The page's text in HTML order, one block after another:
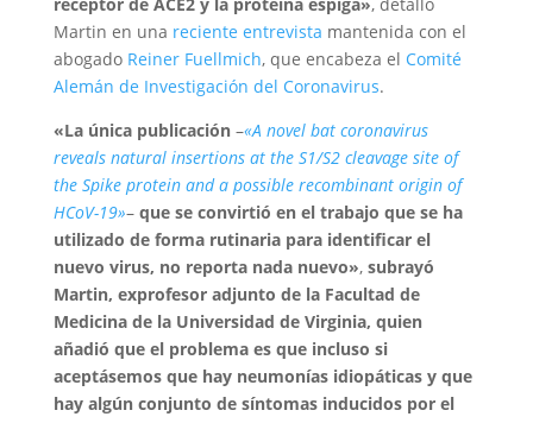
Martin en una reciente entrevista mantenida con el
abogado Reiner Fuellmich, que encabeza el Comité
Alemán de Investigación del Coronavirus.
«La única publicación–«A novel bat coronavirus
reveals natural insertions at the S1/S2 cleavage site of
the Spike protein and a possible recombinant origin of
HCoV-19»– que se convirtió en el trabajo que se ha
utilizado de forma rutinaria para identificar el
nuevo virus, no reporta nada nuevo», subrayó
Martin, exprofesor adjunto de la Facultad de
Medicina de la Universidad de Virginia, quien
añadió que el problema es que incluso si
aceptásemos que hay neumonías idiopáticas y que
hay algún conjunto de síntomas inducidos por el